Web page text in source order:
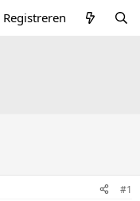
Registreren
#1